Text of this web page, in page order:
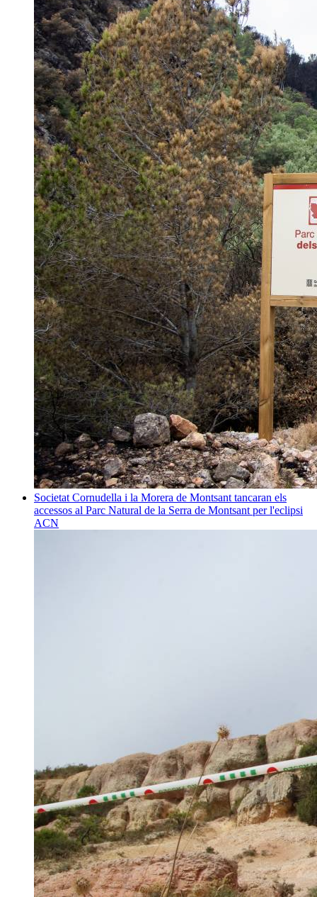
Societat Cornudella i la Morera de Montsant tancaran els
accessos al Parc Natural de la Serra de Montsant per l'eclipsi
ACN